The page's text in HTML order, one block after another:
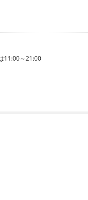
11:00～21:00